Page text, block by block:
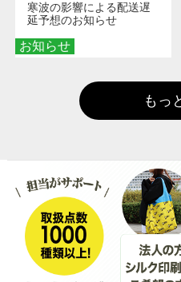
お知らせ
寒波の影響による配送遅
延予想のお知らせ
もっ